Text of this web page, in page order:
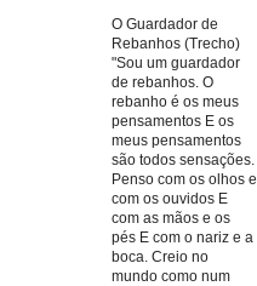
O Guardador de
Rebanhos (Trecho)
"Sou um guardador
de rebanhos. O
rebanho é os meus
pensamentos E os
meus pensamentos
são todos sensações.
Penso com os olhos e
com os ouvidos E
com as mãos e os
pés E com o nariz e a
boca. Creio no
mundo como num